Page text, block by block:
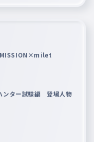
MISSION×milet
ター試験編 登場人物